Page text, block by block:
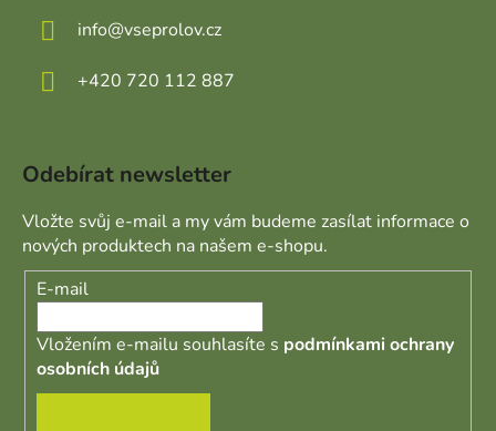
info@vseprolov.cz
+420 720 112 887
Odebírat newsletter
Vložte svůj e-mail a my vám budeme zasílat informace o
nových produktech na našem e-shopu.
E-mail
Vložením e-mailu souhlasíte s podmínkami ochrany
osobních údajů